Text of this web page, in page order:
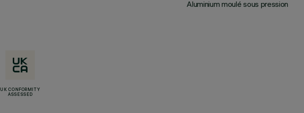
Aluminium moulé sous pression
UK CONFORMITY
ASSESSED